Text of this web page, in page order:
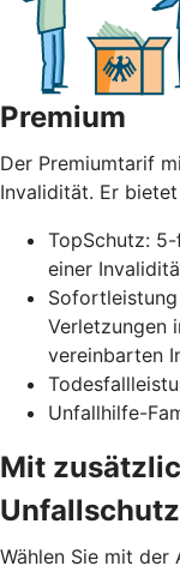
Premium
Der Premiumtarif
Invalidität. Er
TopSchutz:
einer
Verletzungen
vereinbarten
Unfallhilfe-
Mit
Wählen Sie mit der